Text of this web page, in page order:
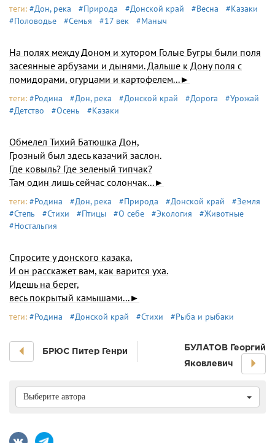
теги: #Дон, река #Природа #Донской край #Весна
#Казаки
#Половодье
#Семья #17 век #Маныч
На полях между Доном и хутором Голые Бугры были поля
засеянные арбузами и дынями. Дальше к Дону поля с
помидорами, огурцами и картофелем...►
теги: #Родина #Дон, река #Донской край #Дорога
#Урожай
#Детство
#Осень #Казаки
Обмелел Тихий Батюшка Дон,
Грозный был здесь казачий заслон.
Где ковыль? Где зеленый типчак?
Там один лишь сейчас солончак...►
теги: #Родина #Дон, река #Природа #Донской край
#Земля
#Степь
#Стихи #Птицы #О себе #Экология
#Животные
#Ностальгия
Спросите у донского казака,
И он расскажет вам, как варится уха.
Идешь на берег,
весь покрытый камышами...►
теги: #Родина #Донской край #Стихи #Рыба и рыбаки
БРЮС Питер Генри
БУЛАТОВ Георгий
Яковлевич
Выберите автора